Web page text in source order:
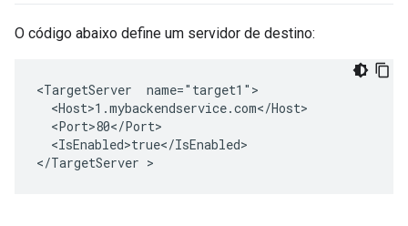
O código abaixo define um servidor de destino:
<TargetServer  name="target1">
  <Host>1.mybackendservice.com</Host>
  <Port>80</Port>
  <IsEnabled>true</IsEnabled>
</TargetServer >